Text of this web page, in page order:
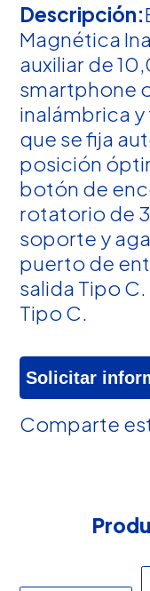
Descripción:
Magnética
auxiliar de
smartphone
inalámbrica
que se fija
posición
botón de
rotatorio de
soporte y
puerto de
salida Tipo
Tipo C.
Solicitar
Comparte